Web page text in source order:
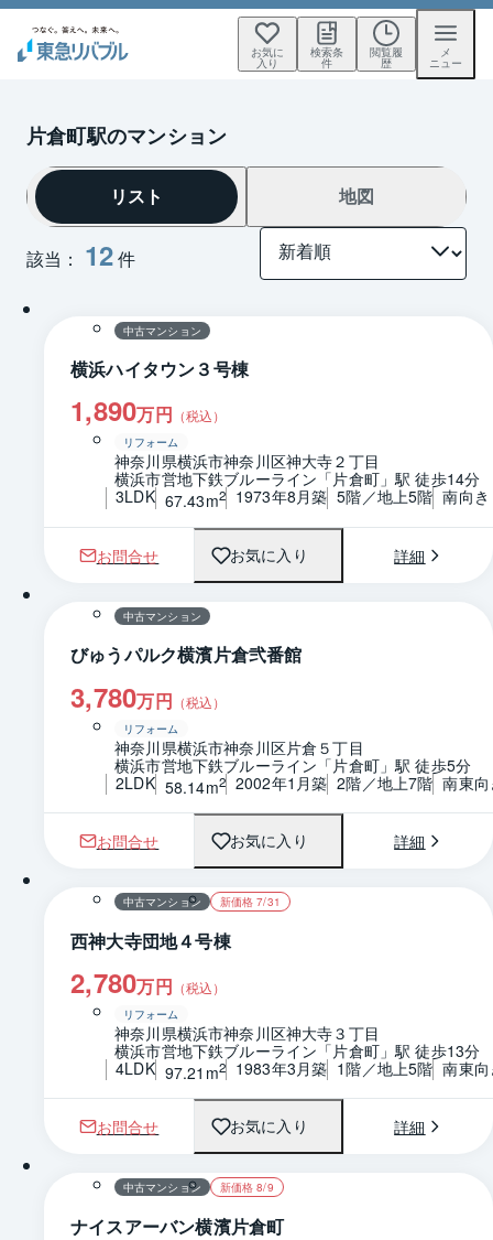
お気に
入り
検索条
件
閲覧履
歴
メ
ニュー
片倉町駅のマンション
該当： 12件
リスト 地図
1 / 0 間取り
中古マンション
横浜ハイタウン３号棟
1,890万円 （税込）
リフォーム
神奈川県横浜市神奈川区神大寺２丁目
横浜市営地下鉄ブルーライン「片倉町」駅 徒歩14分
3LDK 67.43m2 1973年8月築 5階／地上5階 南向き
お問合せ お気に入り 詳細
1 / 0 間取り
中古マンション
びゅうパルク横濱片倉弐番館
3,780万円 （税込）
リフォーム
神奈川県横浜市神奈川区片倉５丁目
横浜市営地下鉄ブルーライン「片倉町」駅 徒歩5分
2LDK 58.14m2 2002年1月築 2階／地上7階 南東
お問合せ お気に入り 詳細
1 / 0
中古マンション 新価格 7/31
西神大寺団地４号棟
2,780万円 （税込）
リフォーム
神奈川県横浜市神奈川区神大寺３丁目
横浜市営地下鉄ブルーライン「片倉町」駅 徒歩13分
4LDK 97.21m2 1983年3月築 1階／地上5階 南東
お問合せ お気に入り 詳細
1 / 0 間取り
中古マンション 新価格 8/9
ナイスアーバン横濱片倉町